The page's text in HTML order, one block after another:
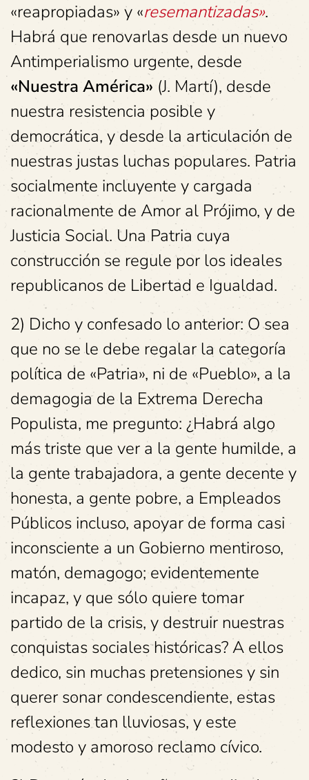
«reapropiadas» y «resemantizadas».
Habrá que renovarlas desde un nuevo
Antimperialismo urgente, desde
«Nuestra América» (J. Martí), desde
nuestra resistencia posible y
democrática, y desde la articulación de
nuestras justas luchas populares. Patria
socialmente incluyente y cargada
racionalmente de Amor al Prójimo, y de
Justicia Social. Una Patria cuya
construcción se regule por los ideales
republicanos de Libertad e Igualdad.
2) Dicho y confesado lo anterior: O sea
que no se le debe regalar la categoría
política de «Patria», ni de «Pueblo», a la
demagogia de la Extrema Derecha
Populista, me pregunto: ¿Habrá algo
más triste que ver a la gente humilde, a
la gente trabajadora, a gente decente y
honesta, a gente pobre, a Empleados
Públicos incluso, apoyar de forma casi
inconsciente a un Gobierno mentiroso,
matón, demagogo; evidentemente
incapaz, y que sólo quiere tomar
partido de la crisis, y destruir nuestras
conquistas sociales históricas? A ellos
dedico, sin muchas pretensiones y sin
querer sonar condescendiente, estas
reflexiones tan lluviosas, y este
modesto y amoroso reclamo cívico.